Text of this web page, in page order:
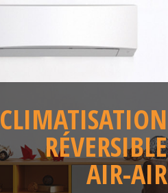
CLIMATISATION
RÉVERSIBLE
AIR-AIR